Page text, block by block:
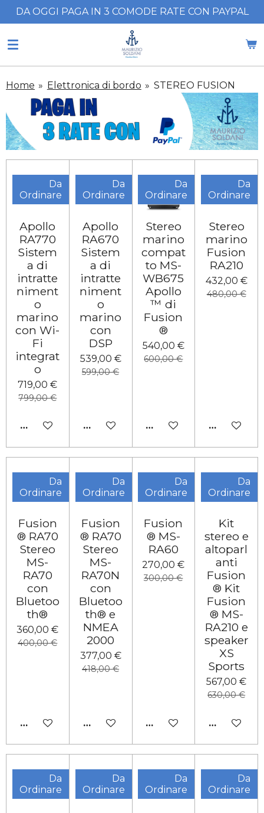
Vai
al
contenuto
DA OGGI PAGA IN 3 COMODE RATE CON PAYPAL
Home » Elettronica di bordo » STEREO FUSION
Da
Ordinare
Apollo
RA770
Sistem
a di
intratte
niment
o
marino
con Wi-
Fi
integrat
o
719,00 €
799,00 €
AGGIUNGI AL CARRELLO
Da
Ordinare
Apollo
RA670
Sistem
a di
intratte
niment
o
marino
con
DSP
539,00 €
599,00 €
AGGIUNGI AL CARRELLO
Da
Ordinare
Stereo
marino
compat
to MS-
WB675
Apollo
™ di
Fusion
®
540,00 €
600,00 €
AGGIUNGI AL
Da
Ordinare
Stereo
marino
Fusion
RA210
432,00 €
480,00 €
AGGIUNGI
Da
Ordinare
Fusion
® RA70
Stereo
MS-
RA70
con
Bluetoo
th®
360,00 €
400,00 €
AGGIUNGI AL CARRELLO
Da
Ordinare
Fusion
® RA70
Stereo
MS-
RA70N
con
Bluetoo
th® e
NMEA
2000
377,00 €
418,00 €
AGGIUNGI AL CARRELLO
Da
Ordinare
Fusion
® MS-
RA60
270,00 €
300,00 €
AGGIUNGI AL
Da
Ordinare
Kit
stereo e
altoparl
anti
Fusion
® Kit
Fusion
® MS-
RA210 e
speaker
XS
Sports
567,00 €
630,00 €
AGGIUNGI
Da
Ordinare
Da
Ordinare
Da
Ordinare
Da
Ordinare